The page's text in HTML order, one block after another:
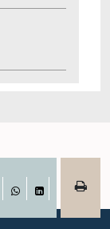
WhatsAppLinkedIn